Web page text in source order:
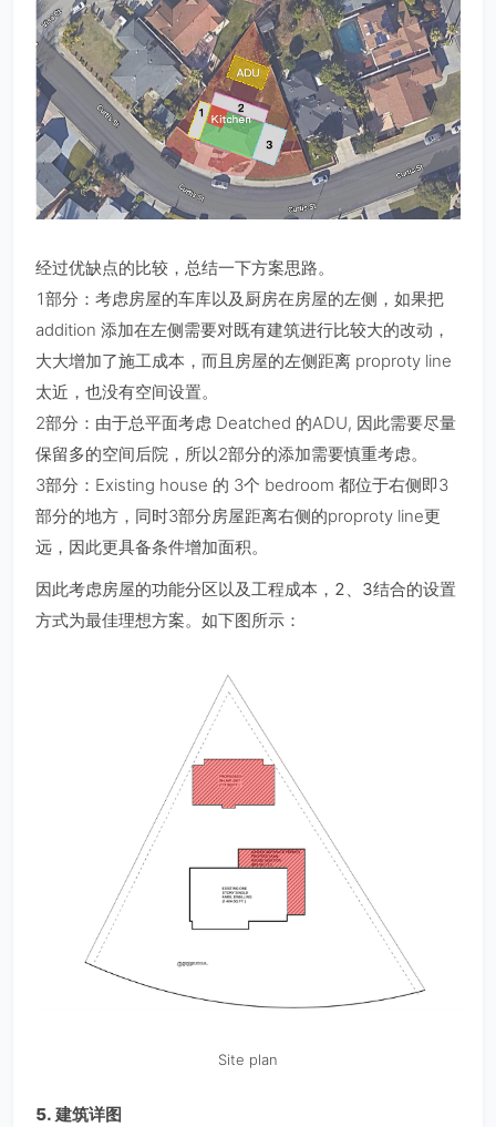
经过优缺点的比较，总结一下方案思路。
1部分：考虑房屋的车库以及厨房在房屋的左侧，如果把
addition 添加在左侧需要对既有建筑进行比较大的改动，
大大增加了施工成本，而且房屋的左侧距离 proproty line
太近，也没有空间设置。
2部分：由于总平面考虑 Deatched 的ADU, 因此需要尽量
保留多的空间后院，所以2部分的添加需要慎重考虑。
3部分：Existing house 的 3个 bedroom 都位于右侧即3
部分的地方，同时3部分房屋距离右侧的proproty line更
远，因此更具备条件增加面积。
因此考虑房屋的功能分区以及工程成本，2、3结合的设置
方式为最佳理想方案。如下图所示：
Site plan
5. 建筑详图